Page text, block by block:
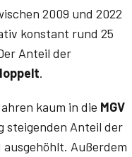
2009 und 2022
konstant rund 25
Anteil der
.
kaum in die MGV
steigenden Anteil der
Außerdem